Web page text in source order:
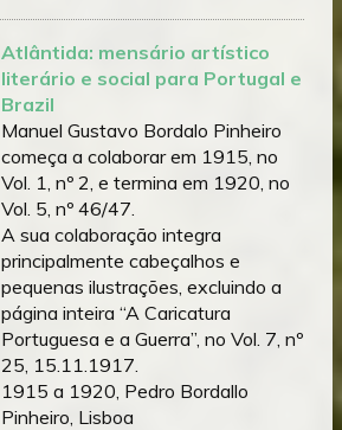
Atlântida: mensário artístico
literário e social para Portugal e
Brazil
Manuel Gustavo Bordalo Pinheiro
começa a colaborar em 1915, no
Vol. 1, nº 2, e termina em 1920, no
Vol. 5, nº 46/47.
A sua colaboração integra
principalmente cabeçalhos e
pequenas ilustrações, excluindo a
página inteira “A Caricatura
Portuguesa e a Guerra”, no Vol. 7, nº
25, 15.11.1917.
1915 a 1920, Pedro Bordallo
Pinheiro, Lisboa